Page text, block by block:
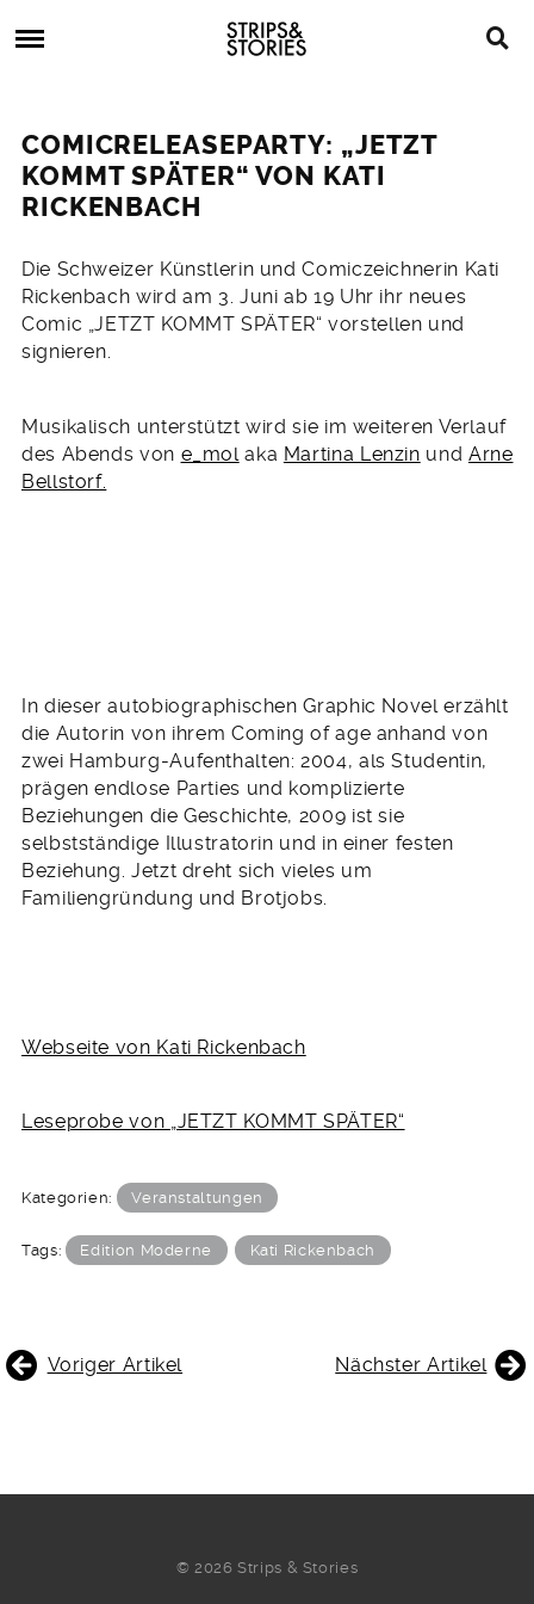
to
Strips
&
Stories
Comics,
Bücher
COMICRELEASEPARTY: „JETZT
KOMMT SPÄTER“ VON KATI
RICKENBACH
16.
Mai
2011
Die Schweizer Künstlerin und Comiczeichnerin Kati
Rickenbach wird am 3. Juni ab 19 Uhr ihr neues
Comic „JETZT KOMMT SPÄTER“ vorstellen und
signieren.
Musikalisch unterstützt wird sie im weiteren Verlauf
des Abends von e_molaka Martina Lenzin und Arne
Bellstorf.
In dieser autobiographischen Graphic Novel erzählt
die Autorin von ihrem Coming of age anhand von
zwei Hamburg-Aufenthalten: 2004, als Studentin,
prägen endlose Parties und komplizierte
Beziehungen die Geschichte, 2009 ist sie
selbstständige Illustratorin und in einer festen
Beziehung. Jetzt dreht sich vieles um
Familiengründung und Brotjobs.
Webseite von Kati Rickenbach
Leseprobe von „JETZT KOMMT SPÄTER“
Kategorien: Veranstaltungen
Tags: Edition Moderne Kati Rickenbach
BEITRAGSNAVIGATION
Voriger Artikel Nächster Artikel
© 2026 Strips & Stories